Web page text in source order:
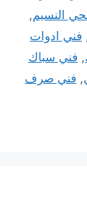
النسيم,
فني ادوات
, فني سباك
, فني صرف